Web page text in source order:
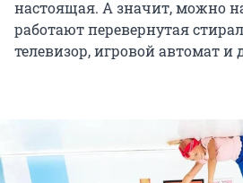
настоящая. А значит, можно
работают перевернутая
телевизор, игровой автомат и